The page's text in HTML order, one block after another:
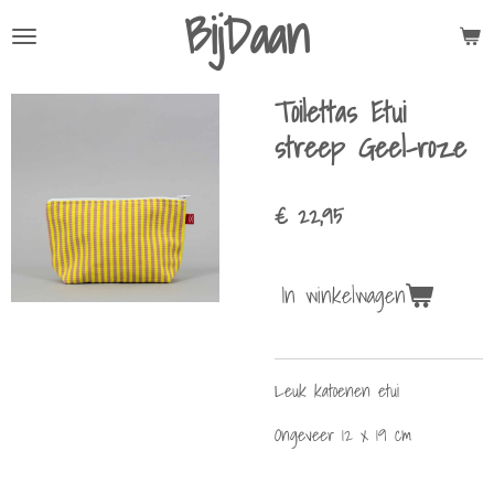
direct
BijDaan
Toilettas Etui
streep Geel-roze
€ 22,95
In winkelwagen
Leuk katoenen etui
Ongeveer 12 x 19 cm